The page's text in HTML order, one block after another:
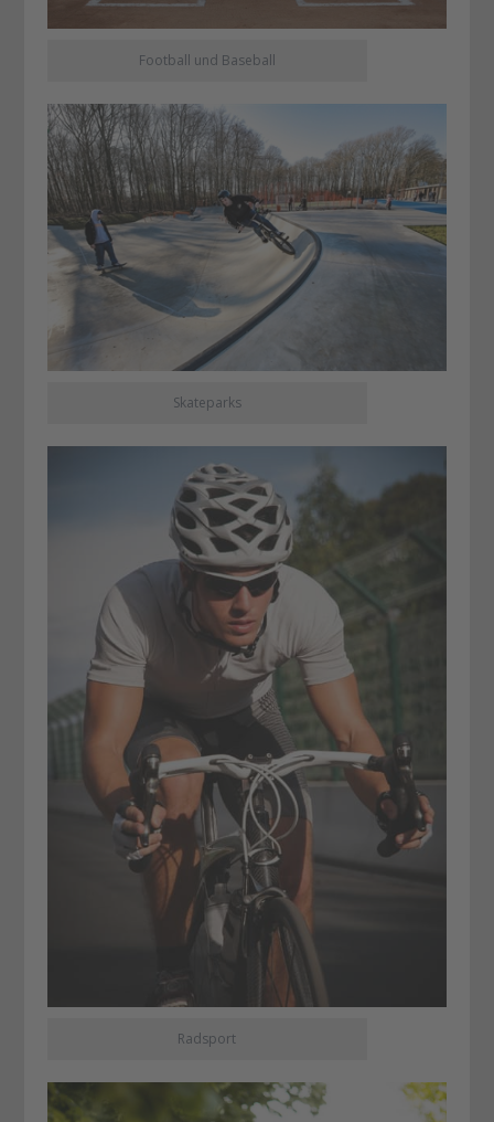
Football und Baseball
Skateparks
Radsport